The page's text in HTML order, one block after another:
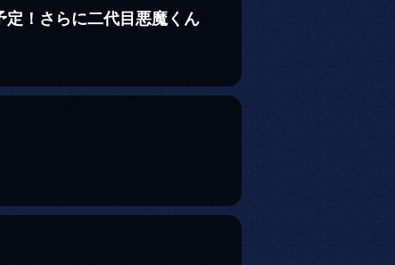
定！さらに二代目悪魔くん